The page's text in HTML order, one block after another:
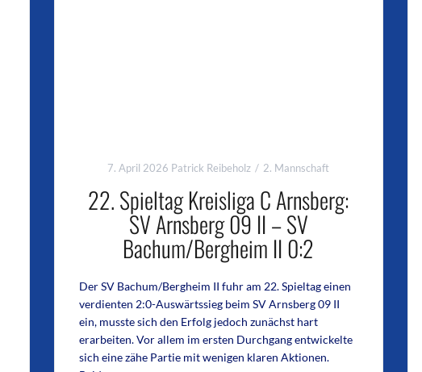
7. April 2026 Patrick Reibeholz 2. Mannschaft
22. Spieltag Kreisliga C Arnsberg:
SV Arnsberg 09 II – SV
Bachum/Bergheim II 0:2
Der SV Bachum/Bergheim II fuhr am 22. Spieltag einen
verdienten 2:0-Auswärtssieg beim SV Arnsberg 09 II
ein, musste sich den Erfolg jedoch zunächst hart
erarbeiten. Vor allem im ersten Durchgang entwickelte
sich eine zähe Partie mit wenigen klaren Aktionen.